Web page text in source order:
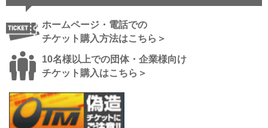
ホームページ・電話での
チケット購入方法はこちら＞
10名様以上での団体・企業様向け
チケット購入はこちら＞